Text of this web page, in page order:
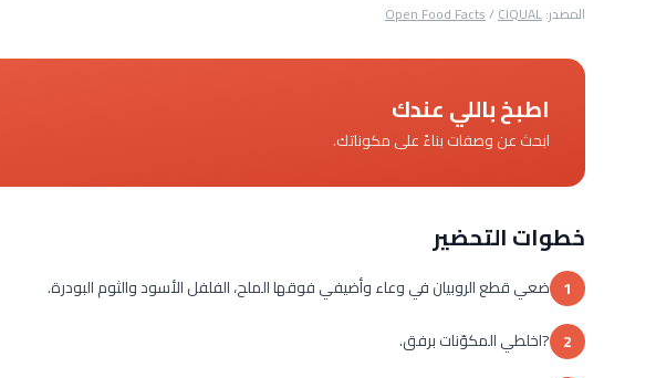
المصدر: Open Food Facts/CIQUAL
اطبخ باللي عندك
ابحث عن وصفات بناءً على مكوناتك.
خطوات التحضير
1 ضعي قطع الروبيان في وعاء وأضيفي فوقها الملح، الفلفل الأسود والثوم البودرة.
2 ?اخلطي المكوّنات برفق.